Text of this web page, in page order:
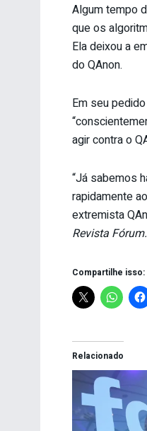
Algum tempo
que os
Ela deixou a
do QAnon.
Em seu
agir contra o
“Já sabemos
rapidamente
extremista
Revista Fórum.
Compartilhe isso:
Relacionado